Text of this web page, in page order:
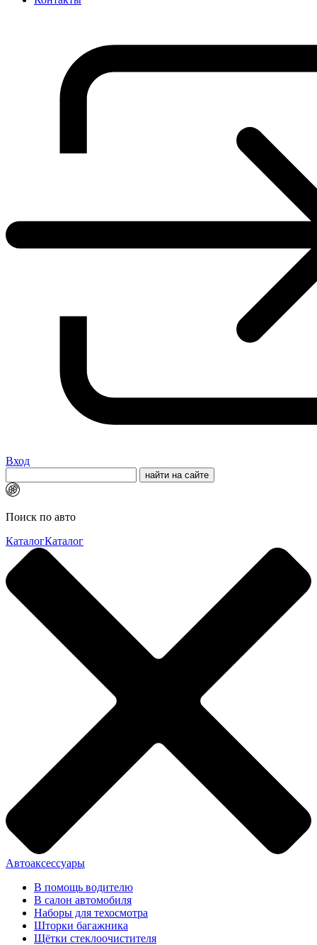
Вход
Поиск по авто
КаталогКаталог
Автоаксессуары
В помощь водителю
В салон автомобиля
Наборы для техосмотра
Шторки багажника
Щётки стеклоочистителя